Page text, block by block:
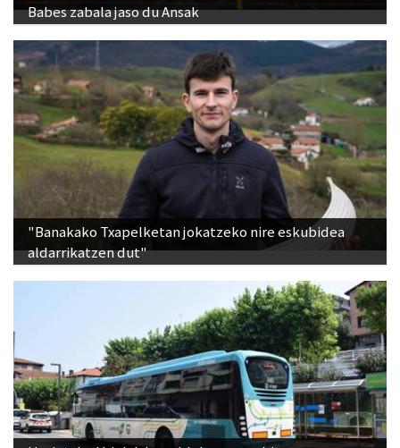
Babes zabala jaso du Ansak
"Banakako Txapelketan jokatzeko nire eskubidea
aldarrikatzen dut"